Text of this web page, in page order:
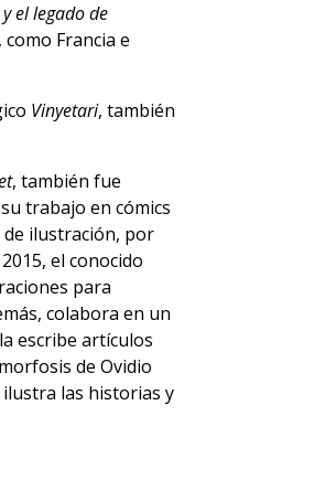
el legado de
Francia e
Vinyetari, también
, también fue
trabajo en cómics
ilustración, por
el conocido
para
colabora en un
escribe artículos
de Ovidio
las historias y